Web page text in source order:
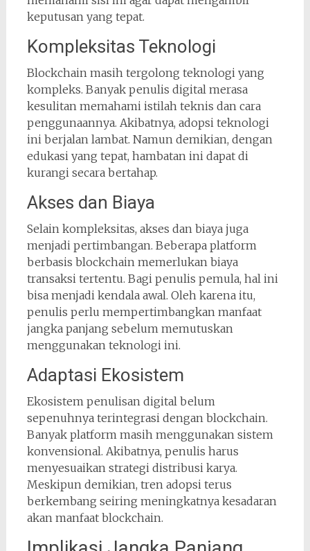
keputusan yang tepat.
Kompleksitas Teknologi
Blockchain masih tergolong teknologi yang
kompleks. Banyak penulis digital merasa
kesulitan memahami istilah teknis dan cara
penggunaannya. Akibatnya, adopsi teknologi
ini berjalan lambat. Namun demikian, dengan
edukasi yang tepat, hambatan ini dapat di
kurangi secara bertahap.
Akses dan Biaya
Selain kompleksitas, akses dan biaya juga
menjadi pertimbangan. Beberapa platform
berbasis blockchain memerlukan biaya
transaksi tertentu. Bagi penulis pemula, hal ini
bisa menjadi kendala awal. Oleh karena itu,
penulis perlu mempertimbangkan manfaat
jangka panjang sebelum memutuskan
menggunakan teknologi ini.
Adaptasi Ekosistem
Ekosistem penulisan digital belum
sepenuhnya terintegrasi dengan blockchain.
Banyak platform masih menggunakan sistem
konvensional. Akibatnya, penulis harus
menyesuaikan strategi distribusi karya.
Meskipun demikian, tren adopsi terus
berkembang seiring meningkatnya kesadaran
akan manfaat blockchain.